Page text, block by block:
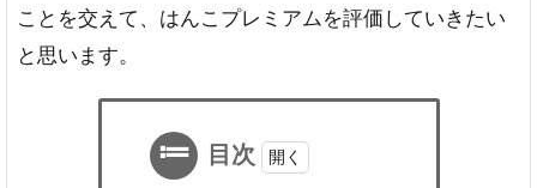
ことを交えて、はんこプレミアムを評価していきたい
と思います。
目次